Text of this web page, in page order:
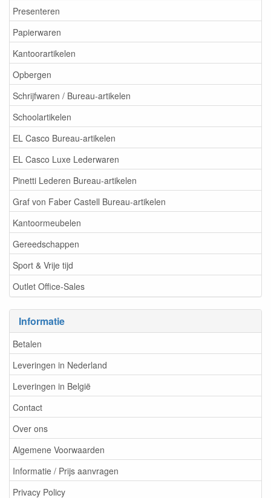
Presenteren
Papierwaren
Kantoorartikelen
Opbergen
Schrijfwaren / Bureau-artikelen
Schoolartikelen
EL Casco Bureau-artikelen
EL Casco Luxe Lederwaren
Pinetti Lederen Bureau-artikelen
Graf von Faber Castell Bureau-artikelen
Kantoormeubelen
Gereedschappen
Sport & Vrije tijd
Outlet Office-Sales
Informatie
Betalen
Leveringen in Nederland
Leveringen in België
Contact
Over ons
Algemene Voorwaarden
Informatie / Prijs aanvragen
Privacy Policy